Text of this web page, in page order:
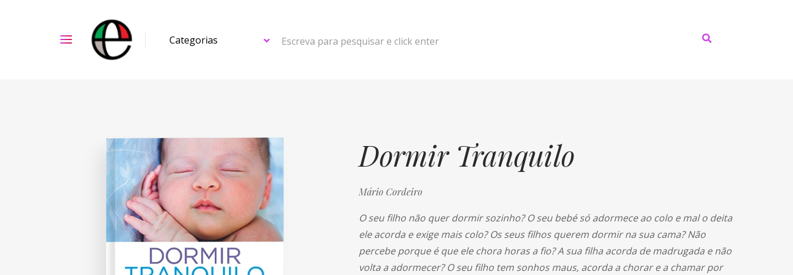
Escreva para pesquisar e click enter
Dormir Tranquilo
Mário Cordeiro
O seu filho não quer dormir sozinho? O seu bebé só adormece ao colo e mal o deita
ele acorda e exige mais colo? Os seus filhos querem dormir na sua cama? Não
percebe porque é que ele chora horas a fio? A sua filha acorda de madrugada e não
volta a adormecer? O seu filho tem sonhos maus, acorda a chorar e a chamar por